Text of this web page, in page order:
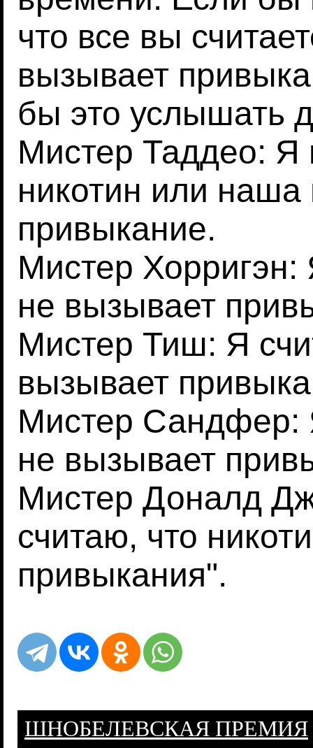
что все вы
вызывает
бы это услышать
Мистер Таддео: Я
никотин или
привыкание.
Мистер Хорригэн:
не вызывает
Мистер Тиш: Я
вызывает
Мистер Сандфер:
не вызывает
Мистер Доналд
считаю, что
привыкания".
ШНОБЕЛЕВСКАЯ ПРЕМИЯ